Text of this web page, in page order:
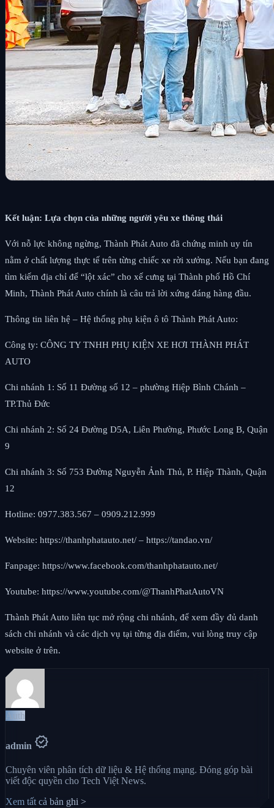
Kết luận: Lựa chọn của những người yêu xe thông thái
Với nỗ lực không ngừng, Thành Phát Auto đã chứng minh uy tín
nằm ở chất lượng thực tế trên từng chiếc xe rời xưởng. Nếu bạn đang
tìm kiếm địa chỉ để “lột xác” cho xế cưng tại Thành phố Hồ Chí
Minh, Thành Phát Auto chính là câu trả lời xứng đáng hàng đầu.
Thông tin liên hệ – Hệ thống phụ kiện ô tô Thành Phát Auto:
Công ty: CÔNG TY TNHH PHỤ KIỆN XE HƠI THÀNH PHÁT
AUTO
Chi nhánh 1: Số 11 Đường số 12 – phường Hiệp Bình Chánh –
TP.Thủ Đức
Chi nhánh 2: Số 24 Đường D5A, Liên Phường, Phước Long B, Quận
9
Chi nhánh 3: Số 753 Đường Nguyễn Ảnh Thủ, P. Hiệp Thành, Quận
12
Hotline: 0977.383.567 – 0909.212.999
Website: https://thanhphatauto.net/ – https://tandao.vn/
Fanpage: https://www.facebook.com/thanhphatauto.net/
Youtube: https://www.youtube.com/@ThanhPhatAutoVN
Thành Phát Auto liên tục mở rộng chi nhánh, để xem đầy đủ danh
sách chi nhánh và các dịch vụ tại từng địa điểm, vui lòng truy cập
website ở trên.
Auth
admin verified
Chuyên viên phân tích dữ liệu & Hệ thống mạng. Đóng góp bài
viết độc quyền cho Tech Việt News.
Xem tất cả bản ghi >